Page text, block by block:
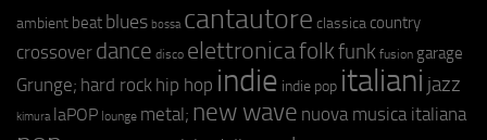
ambient beat blues bossa cantautore classica country
crossover dance disco elettronicafolkfunk fusion garage
Grunge; hard rock hip hop indie indie pop italiani jazz
kimura laPOP lounge metal; new wave nuova musica italiana